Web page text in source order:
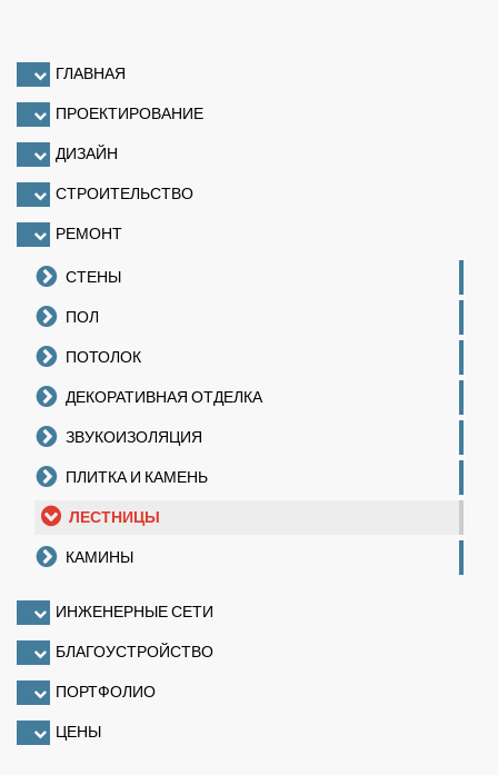
ГЛАВНАЯ
ПРОЕКТИРОВАНИЕ
ДИЗАЙН
СТРОИТЕЛЬСТВО
РЕМОНТ
СТЕНЫ
ПОЛ
ПОТОЛОК
ДЕКОРАТИВНАЯ ОТДЕЛКА
ЗВУКОИЗОЛЯЦИЯ
ПЛИТКА И КАМЕНЬ
ЛЕСТНИЦЫ
КАМИНЫ
ИНЖЕНЕРНЫЕ СЕТИ
БЛАГОУСТРОЙСТВО
ПОРТФОЛИО
ЦЕНЫ